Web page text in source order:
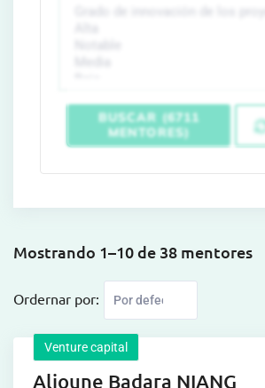
BUSCAR (6711
MENTORES)
Mostrando 1–10 de 38 mentores
Ordernar por:
Venture capital
Alioune Badara NIANG